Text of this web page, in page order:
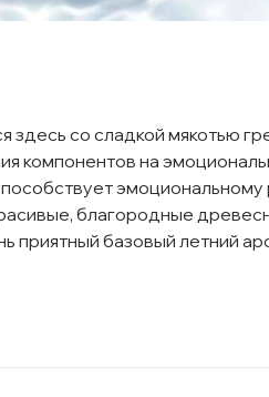
здесь со сладкой мякотью
компонентов на
благородные
приятный базовый летний